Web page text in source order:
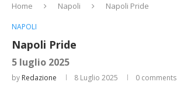
Home Napoli Napoli Pride
NAPOLI
Napoli Pride
5 luglio 2025
by Redazione 8 Luglio 2025 0 comments